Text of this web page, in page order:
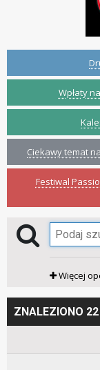
Wpłaty
Ciekawy temat
Festiwal
Więcej
ZNALEZIONO